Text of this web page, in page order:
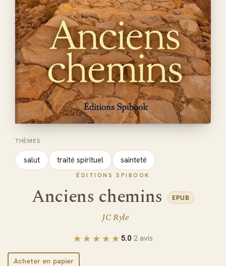
THÈMES
salut traité spirituel sainteté
ÉDITIONS SPIBOOK
Anciens chemins EPUB
JC Ryle
5.0·2 avis
Acheter en papier